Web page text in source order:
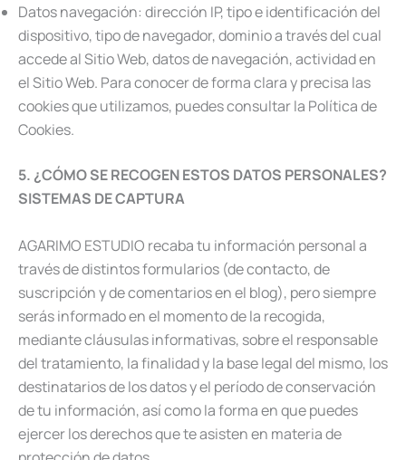
Datos navegación: dirección IP, tipo e identificación del
dispositivo, tipo de navegador, dominio a través del cual
accede al Sitio Web, datos de navegación, actividad en
el Sitio Web. Para conocer de forma clara y precisa las
cookies que utilizamos, puedes consultar la Política de
Cookies.
5. ¿CÓMO SE RECOGEN ESTOS DATOS PERSONALES?
SISTEMAS DE CAPTURA
AGARIMO ESTUDIO recaba tu información personal a
través de distintos formularios (de contacto, de
suscripción y de comentarios en el blog), pero siempre
serás informado en el momento de la recogida,
mediante cláusulas informativas, sobre el responsable
del tratamiento, la finalidad y la base legal del mismo, los
destinatarios de los datos y el período de conservación
de tu información, así como la forma en que puedes
ejercer los derechos que te asisten en materia de